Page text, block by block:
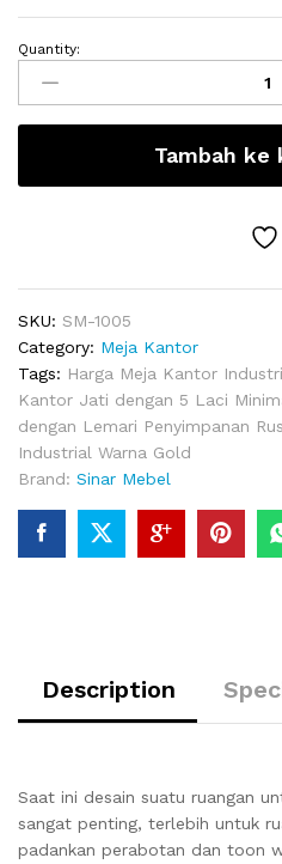
Set
Meja
Kantor
Industrial
Gold
Quantity:
Tambah ke
SKU: SM-1005
Category: Meja Kantor
Tags: Harga Meja Kantor
Kantor Jati dengan 5 Laci
dengan Lemari Penyimpanan
Industrial Warna Gold
Brand: Sinar Mebel
Description
Saat ini desain suatu ruangan
sangat penting, terlebih untuk
padankan perabotan dan toon